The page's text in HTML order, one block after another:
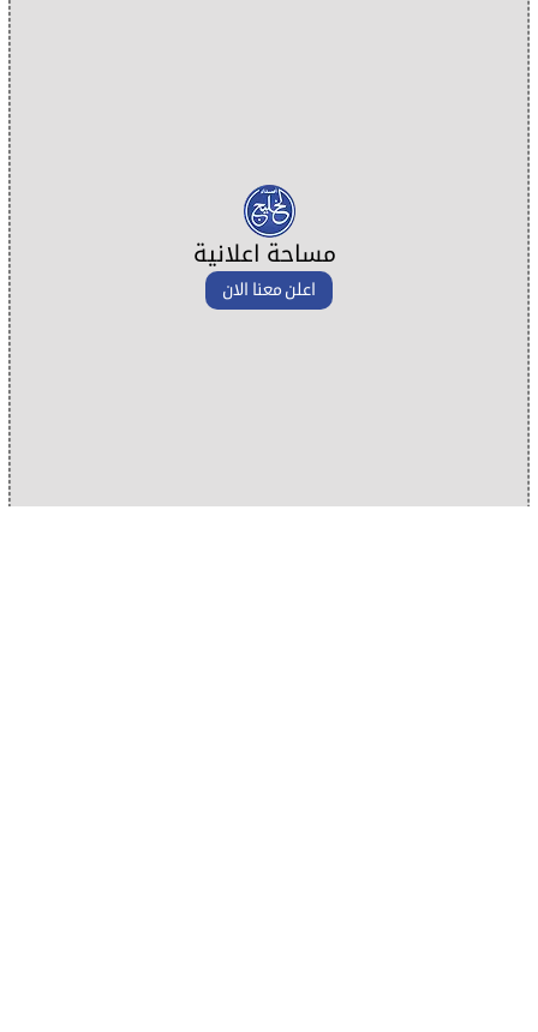
مساحة اعلانية
اعلن معنا الان